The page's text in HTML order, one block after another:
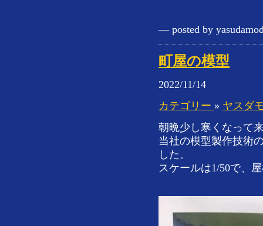
— posted by
町屋の模型
2022/11/14
カテゴリー » ヤスダ
朝晩少し寒くなって
当社の模型製作技術
した。
スケールは1/50で、